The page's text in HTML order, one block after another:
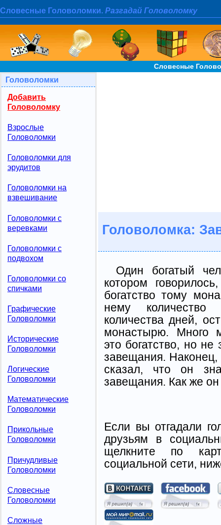
Словесные Головоломки. Разгадай Головоломку
Словесные
Головоломки
Добавить
Головоломку
Взрослые
Головоломки
Головоломки для
эрудитов
Головоломки на
взвешивание
Головоломки с
веревками
Головоломки с
подвохом
Головоломки со
спичками
Графические
Головоломки
Исторические
Головоломки
Логические
Головоломки
Математические
Головоломки
Прикольные
Головоломки
Причудливые
Головоломки
Словесные
Головоломки
Сложные
Головоломка:
Один богатый
котором
богатство тому
нему количество
количества дней,
монастырю. Много
это богатство, но
завещания. Наконец,
сказал, что он
завещания. Как же
Если вы отгадали
друзьям в
щелкните по
социальной сети,